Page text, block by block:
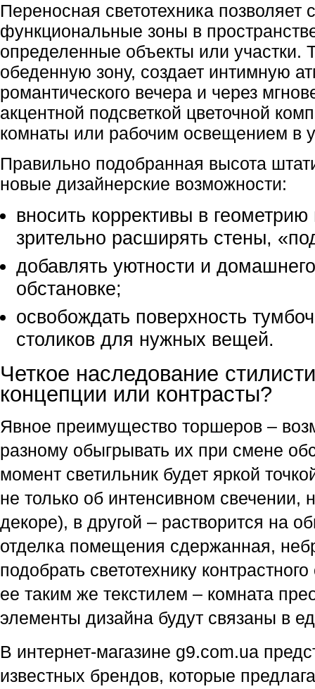
Переносная светотехника позволяет
функциональные зоны в
определенные объекты или участки.
обеденную зону, создает интимную
романтического вечера и через
акцентной подсветкой цветочной
комнаты или рабочим освещением в
Правильно подобранная высота
новые дизайнерские возможности:
вносить коррективы в геометрию
зрительно расширять стены,
добавлять уютности и
обстановке;
освобождать поверхность
столиков для нужных вещей.
Четкое наследование
концепции или контрасты?
Явное преимущество торшеров –
разному обыгрывать их при смене
момент светильник будет яркой
не только об интенсивном свечении,
декоре), в другой – растворится на
отделка помещения сдержанная,
подобрать светотехнику
ее таким же текстилем – комната
элементы дизайна будут связаны в
В интернет-магазине g9.com.ua
известных брендов, которые